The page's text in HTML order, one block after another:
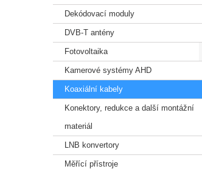
Dekódovací moduly
DVB-T antény
Fotovoltaika
Kamerové systémy AHD
Koaxiální kabely
Konektory, redukce a další montážní
materiál
LNB konvertory
Měřící přístroje